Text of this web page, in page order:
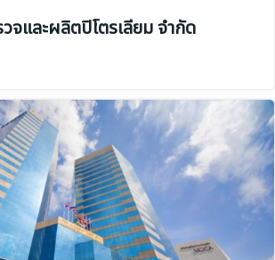
จและผลิตปิโตรเลียม จำกัด